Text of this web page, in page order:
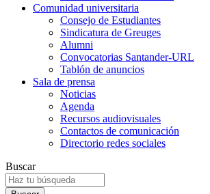
Comunidad universitaria
Consejo de Estudiantes
Sindicatura de Greuges
Alumni
Convocatorias Santander-URL
Tablón de anuncios
Sala de prensa
Noticias
Agenda
Recursos audiovisuales
Contactos de comunicación
Directorio redes sociales
Buscar